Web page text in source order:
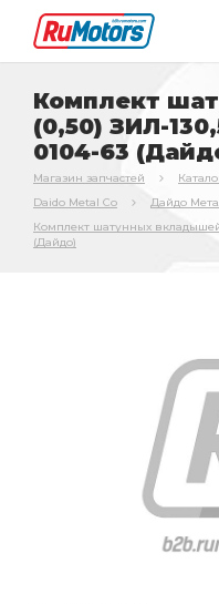
Комплект
(0,50) ЗИЛ-
0104-63
Магазин запчастей
Daido Metal Co
Дайдо
Комплект шатунных вкладышей
(Дайдо)